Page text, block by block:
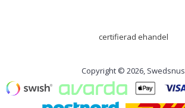
certifierad ehandel
Copyright © 2026, Swedsnus